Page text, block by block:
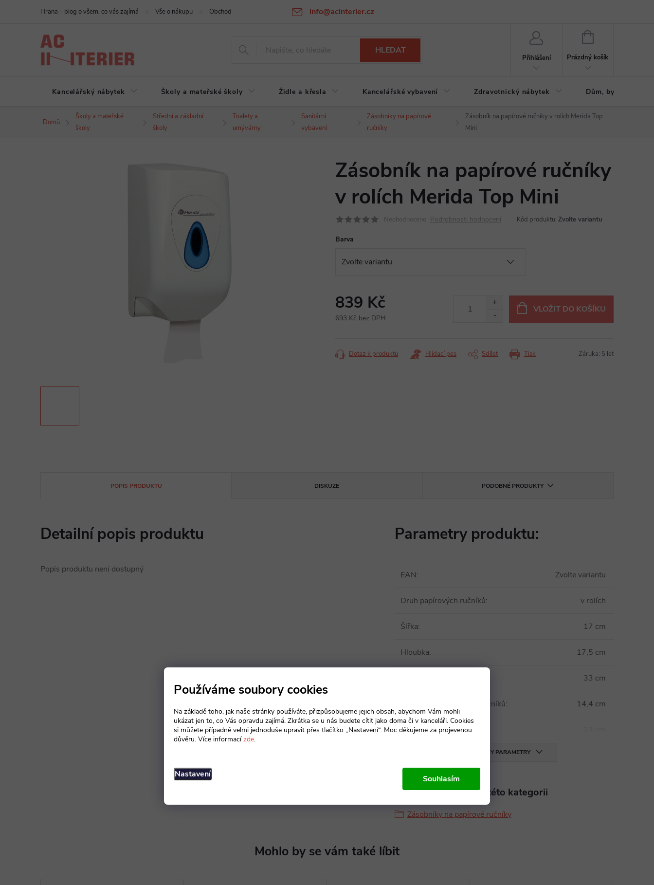
Používáme soubory cookies
Na základě toho, jak naše stránky používáte, přizpůsobujeme jejich obsah, abychom Vám mohli
ukázat jen to, co Vás opravdu zajímá. Zkrátka se u nás budete cítit jako doma či v kanceláři. Cookies
si můžete případně velmi jednoduše upravit přes tlačítko „Nastavení“. Moc děkujeme za projevenou
důvěru. Více informacízde.
Nastavení Souhlasím
info@acinterier.cz
Hrana – blog o všem, co vás zajímá Vše o nákupu Obchodní podmínky Ochrana osobních údajů Atypická výroba na zakázku
HLEDAT
Přihlášení
NÁKUPNÍ
Prázdný košík
Kancelářský nábytek Školy a mateřské školy Židle a křesla Kancelářské vybavení Zdravotnický nábytek Dům, byt, zahrada
Domů
Školy a mateřské
školy
Střední a základní
školy
Toalety a
umývárny
Sanitární
vybavení
Zásobníky na papírové
ručníky
Zásobník na papírové ručníky v rolích Merida Top
Mini
Zásobník na papírové ručníky
v rolích Merida Top Mini
Neohodnoceno Podrobnosti hodnocení Kód produktu: Zvolte variantu
Barva
839 Kč
693 Kč bez DPH
VLOŽIT DO KOŠÍKU
Tisk
Dotaz k produktu Hlídací pes Sdílet Záruka: 5 let
POPIS PRODUKTU DISKUZE PODOBNÉ PRODUKTY
Detailní popis produktu
Popis produktu není dostupný
Parametry produktu:
EAN: Zvolte variantu
Druh papírových ručníků: v rolích
Šířka: 17 cm
Hloubka: 17,5 cm
33 cm
Maximální průměr role ručníků: 14,4 cm
Maximální výška role
VŠECHNY PARAMETRY
Produkt naleznete v této kategorii
Zásobníky na papírové ručníky